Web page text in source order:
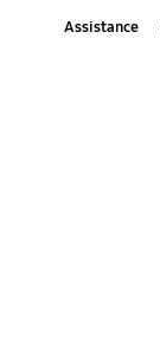
Assistance